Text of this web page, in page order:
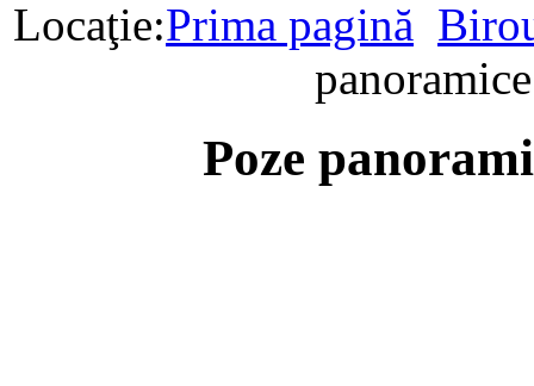
Locaţie:Prima pagină
Poze